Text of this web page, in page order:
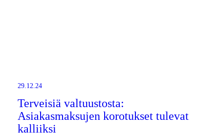
29.12.24
Terveisiä valtuustosta:
Asiakasmaksujen korotukset tulevat
kalliiksi